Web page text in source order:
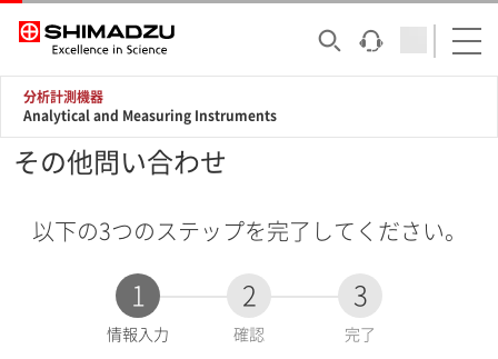
分析計測機器
Analytical and Measuring Instruments
その他問い合わせ
以下の3つのステップを完了してください。
1
現
情報入力
2
確認
3
完了